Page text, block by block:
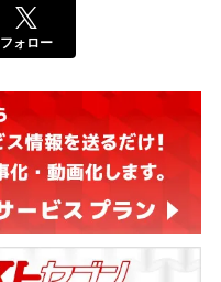
フォロー